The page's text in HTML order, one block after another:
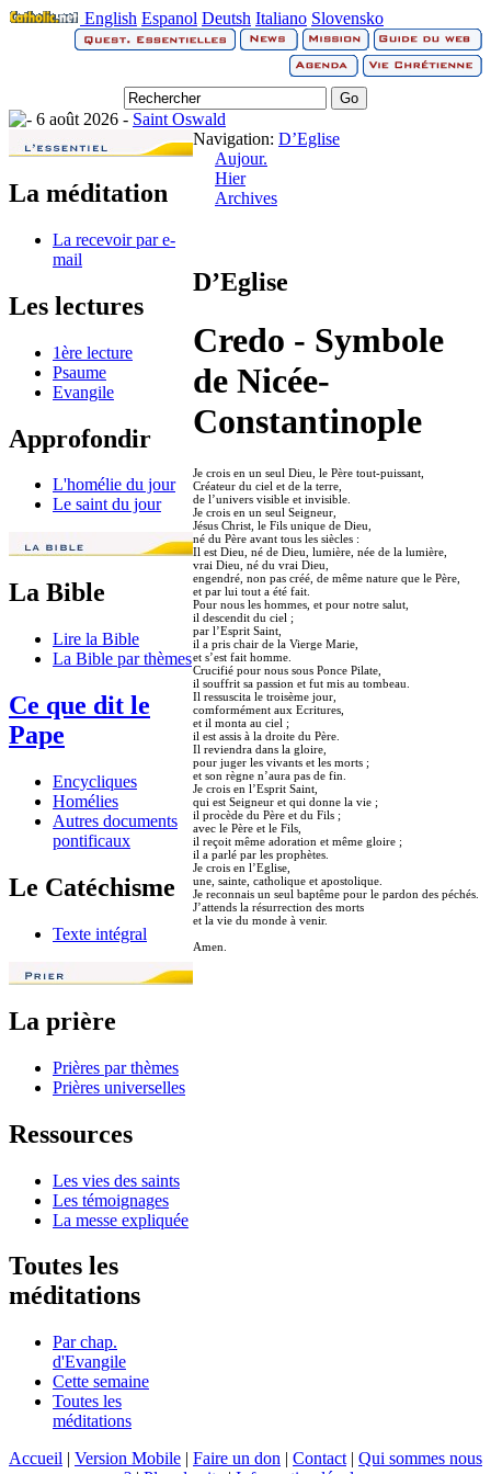
English Espanol Deutsh Italiano Slovensko
6 août 2026 - Saint Oswald
La méditation
La recevoir par e-
mail
Les lectures
1ère lecture
Psaume
Evangile
Approfondir
L'homélie du jour
Le saint du jour
La Bible
Lire la Bible
La Bible par thèmes
Ce que dit le
Pape
Encycliques
Homélies
Autres documents
pontificaux
Le Catéchisme
Texte intégral
La prière
Prières par thèmes
Prières universelles
Ressources
Les vies des saints
Les témoignages
La messe expliquée
Toutes les
méditations
Par chap.
d'Evangile
Cette semaine
Toutes les
méditations
Navigation: D’Eglise
Aujour.
Hier
Archives
D’Eglise
Credo - Symbole
de Nicée-
Constantinople
Je crois en un seul Dieu, le Père tout-puissant,
Créateur du ciel et de la terre,
de l’univers visible et invisible.
Je crois en un seul Seigneur,
Jésus Christ, le Fils unique de Dieu,
né du Père avant tous les siècles :
Il est Dieu, né de Dieu, lumière, née de la lumière,
vrai Dieu, né du vrai Dieu,
engendré, non pas créé, de même nature que le Père,
et par lui tout a été fait.
Pour nous les hommes, et pour notre salut,
il descendit du ciel ;
par l’Esprit Saint,
il a pris chair de la Vierge Marie,
et s’est fait homme.
Crucifié pour nous sous Ponce Pilate,
il souffrit sa passion et fut mis au tombeau.
Il ressuscita le troisème jour,
comformément aux Ecritures,
et il monta au ciel ;
il est assis à la droite du Père.
Il reviendra dans la gloire,
pour juger les vivants et les morts ;
et son règne n’aura pas de fin.
Je crois en l’Esprit Saint,
qui est Seigneur et qui donne la vie ;
il procède du Père et du Fils ;
avec le Père et le Fils,
il reçoit même adoration et même gloire ;
il a parlé par les prophètes.
Je crois en l’Eglise,
une, sainte, catholique et apostolique.
Je reconnais un seul baptême pour le pardon des péchés.
J’attends la résurrection des morts
et la vie du monde à venir.
Amen.
Accueil | Version Mobile | Faire un don | Contact | Qui sommes nous